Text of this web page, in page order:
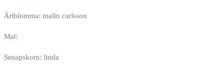
Ärtblomma: malin carlsson
Mal:
Senapskorn: linda